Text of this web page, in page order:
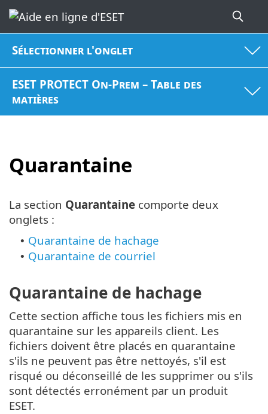
Sélectionner l'onglet
ESET PROTECT On-Prem – Table des
matières
Quarantaine
La section Quarantaine comporte deux
onglets :
• Quarantaine de hachage
• Quarantaine de courriel
Quarantaine de hachage
Cette section affiche tous les fichiers mis en
quarantaine sur les appareils client. Les
fichiers doivent être placés en quarantaine
s'ils ne peuvent pas être nettoyés, s'il est
risqué ou déconseillé de les supprimer ou s'ils
sont détectés erronément par un produit
ESET.